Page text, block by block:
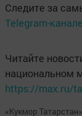
Следите за
Telegram-канале
Читайте
национальном
https://max.ru/
«Кукмор Татарстан»